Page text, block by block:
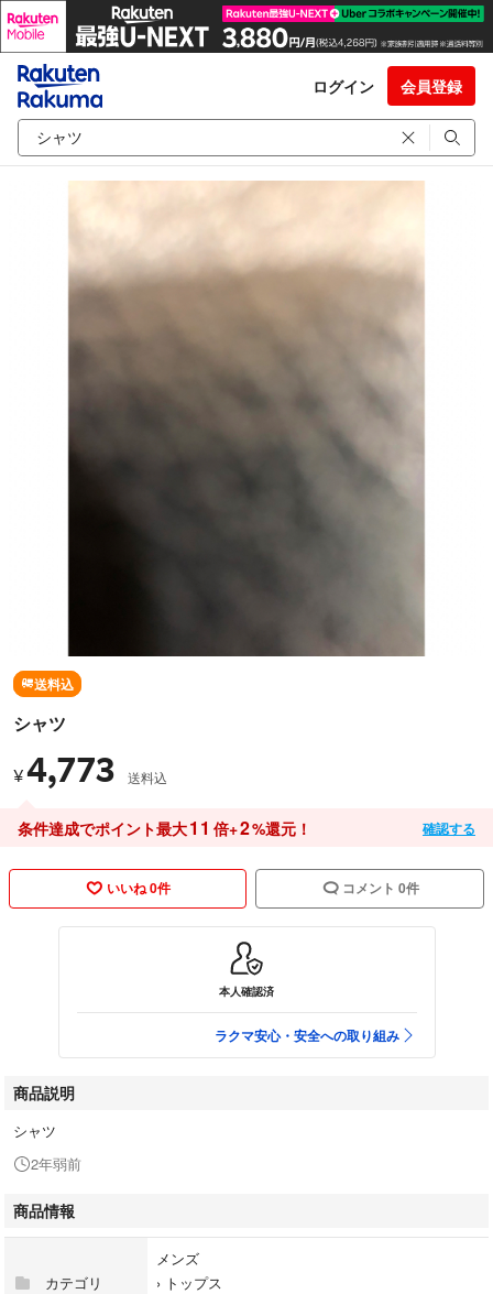
ログイン 会員登録
送料込
シャツ
¥4,773 送料込
条件達成でポイント最大11 倍+2%還元！ 確認する
いいね 0件 コメント 0件
本人確認済
ラクマ安心・安全への取り組み
商品説明
シャツ
2年弱前
商品情報
カテゴリ
メンズ
› トップス